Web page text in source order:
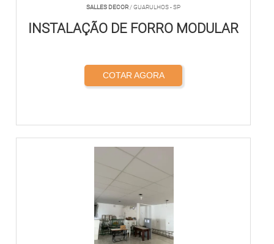
SALLES DECOR / GUARULHOS - SP
INSTALAÇÃO DE FORRO MODULAR
COTAR AGORA